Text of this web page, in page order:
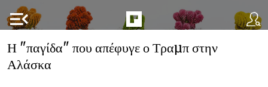
menu_open
Η "παγίδα" που απέφυγε ο Τραµπ στην
Αλάσκα